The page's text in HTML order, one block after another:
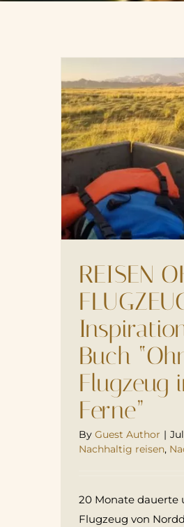
REISEN
Buch
Flugzeug
Ferne”
By Guest Author |
Nachhaltig reisen,
20 Monate dauerte
Flugzeug von